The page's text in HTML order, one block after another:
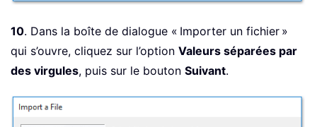
10. Dans la boîte de dialogue « Importer un fichier »
qui s’ouvre, cliquez sur l’option Valeurs séparées par
des virgules, puis sur le bouton Suivant.